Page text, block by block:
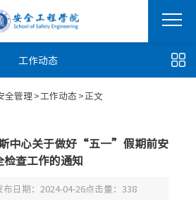
工作动态
全管理>工作动态 >正文
中心关于做好“五一”假期前安
检查工作的通知
布日期：2024-04-26点击量： 338